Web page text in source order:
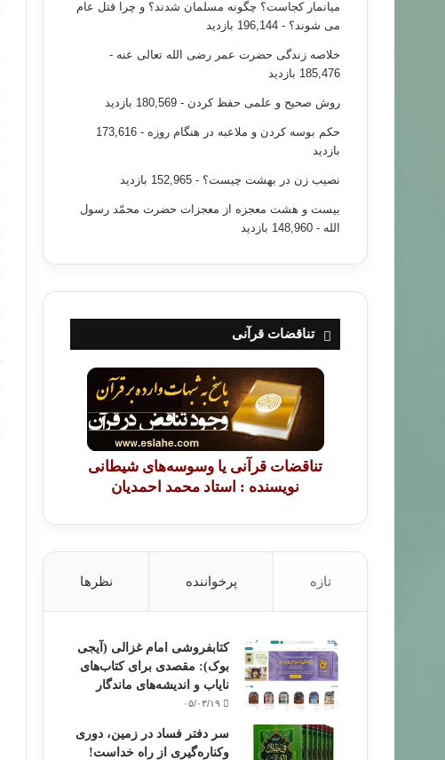
میانمار کجاست؟ چگونه مسلمان شدند؟ و چرا قتل عام
می شوند؟ - 196,144 بازدید
خلاصه زندگی حضرت عمر رضی الله تعالی عنه -
185,476 بازدید
روش صحیح و علمی حفظ کردن - 180,569 بازدید
حکم بوسه کردن و ملاعبه در هنگام روزه
- 173,616
بازدید
نصیب زن در بهشت چیست؟ - 152,965 بازدید
بیست و هشت معجزه از معجزات حضرت محمّد رسول
الله - 148,960 بازدید
تناقضات قرآنی
تناقضات قرآنی یا وسوسه‌های شیطانی
نویسنده : استاد محمد احمدیان
تازه پرخواننده نظرها
کتابفروشی امام غزالی (آیجی
بوک): مقصدی برای کتاب‌های
نایاب و اندیشه‌های ماندگار
۰۵/۰۳/۱۹
سر دفتر فساد در زمین‌، دوری
وکناره‌گیری از راه خداست‌!